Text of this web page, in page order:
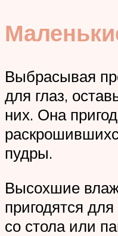
Выбрасывая
для глаз,
них. Она
пудры.
Высохшие
пригодятся
со стола или